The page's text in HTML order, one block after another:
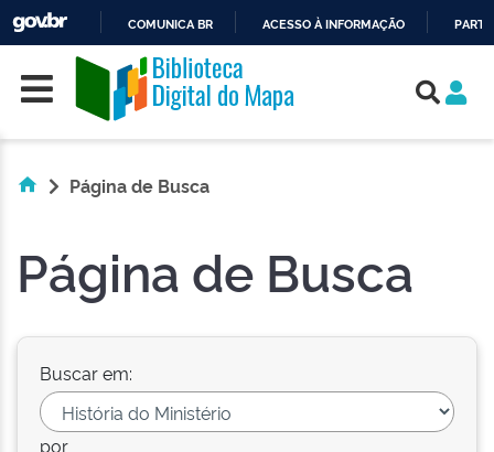
O
CONTEÚDO
COMUNICA BR ACESSO À INFORMAÇÃO
Skip navigation
Página de Busca
Página de Busca
Buscar em:
por